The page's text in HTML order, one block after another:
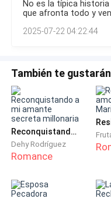
No es la típica
que afronta todo y
problemas reales, de
común vive y que le
2025-07-22 04:22:44
También te gustarán
Reconquistando a mi amante secreta millonaria
Dehy Rodríguez
Romance